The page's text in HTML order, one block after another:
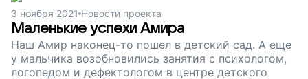
3 ноября 2021 Новости проекта
Маленькие успехи Амира
Наш Амир наконец-то пошел в детский сад. А еще
у мальчика возобновились занятия с психологом,
логопедом и дефектологом в центре детского